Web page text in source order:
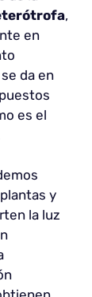
,
en
da en
es el
y
la luz